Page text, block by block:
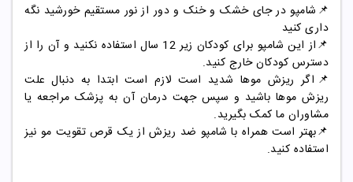
📌شامپو در جای خشک و خنک و دور از نور مستقیم خورشید نگه
داری کنید
📌از این شامپو برای کودکان زیر 12 سال استفاده نکنید و آن را از
دسترس کودکان خارج کنید.
📌اگر ریزش موها شدید است لازم است ابتدا به دنبال علت
ریزش موها باشید و سپس جهت درمان آن به پزشک مراجعه یا
مشاوران ما کمک بگیرید.
📌بهتر است همراه با شامپو ضد ریزش از یک قرص تقویت مو نیز
استفاده کنید.